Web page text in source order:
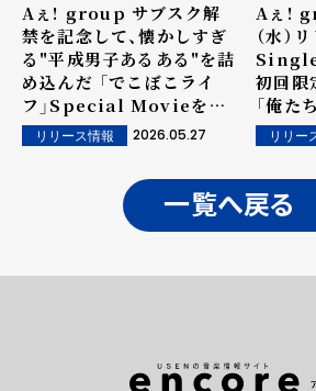
Aぇ! group サブスク解
禁を記念して、懐かしすぎ
る"平成男子あるある"を詰
め込んだ 「でこぼこライ
フ」Special Movieを
YouTubeにてプレミア公
開することが決定！
リリース情報 2026.05.27
Aぇ!
（水）
Single
初回限
「俺た
イジェ
リリー
一覧へ戻る